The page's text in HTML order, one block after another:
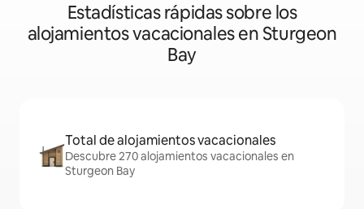
Estadísticas rápidas sobre los
alojamientos vacacionales en Sturgeon
Bay
Total de alojamientos vacacionales
Descubre 270 alojamientos vacacionales en
Sturgeon Bay